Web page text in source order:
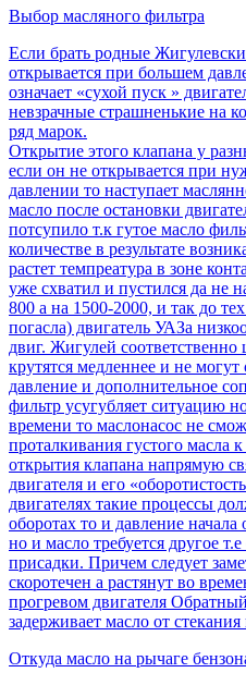
Выбор масляного фильтра
Если брать родные
открывается при большем
означает «сухой пуск »
невзрачные страшненькие на
ряд марок.
Открытие этого клапана у
если он не открывается при
давлении то наступает
масло после остановки
потсупило т.к гутое масло
количестве в результате
растет темпреатура в зоне
уже схватил и пустился да не
800 а на 1500-2000, и так до
погасла) двигатель УАЗа
двиг. Жигулей соответственно
крутятся медленнее и не могут
давление и дополнительное
фильтр усугубляет ситуацию
времени то маслонасос не
проталкивания густого масла
открытия клапана напрямую
двигателя и его
двигателях такие процессы
оборотах то и давление
но и масло требуется другое
присадки. Причем следует
скоротечен а растянут во
прогревом двигателя
задерживает масло от
Откуда масло на рычаге